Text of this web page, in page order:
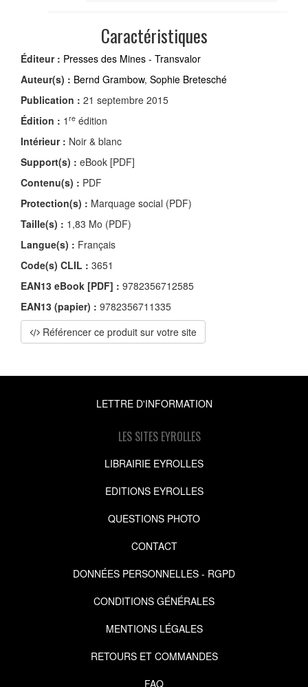
Caractéristiques
Éditeur : Presses des Mines - Transvalor
Auteur(s) : Bernd Grambow, Sophie Bretesché
Publication : 21 septembre 2015
Édition : 1 re édition
Intérieur : Noir & blanc
Support(s) : eBook [PDF]
Contenu(s) : PDF
Protection(s) : Marquage social (PDF)
Taille(s) : 1,83 Mo (PDF)
Langue(s) : Français
Code(s) CLIL : 3651
EAN13 eBook [PDF] : 9782356712585
EAN13 (papier) : 9782356711335
Référencer ce produit sur votre site
LETTRE D'INFORMATION
LES SITES EYROLLES
LIBRAIRIE EYROLLES
EDITIONS EYROLLES
QUESTIONS PHOTO
CONTACT
DONNÉES PERSONNELLES - RGPD
CONDITIONS GÉNÉRALES
MENTIONS LÉGALES
RETOURS ET COMMANDES
FAQ